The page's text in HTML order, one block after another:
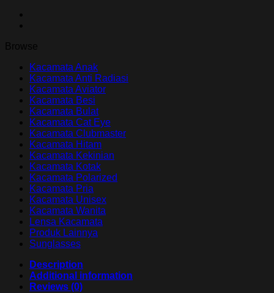
Browse
Kacamata Anak
Kacamata Anti Radiasi
Kacamata Aviator
Kacamata Besi
Kacamata Bulat
Kacamata Cat Eye
Kacamata Clubmaster
Kacamata Hitam
Kacamata Kekinian
Kacamata Kotak
Kacamata Polarized
Kacamata Pria
Kacamata Unisex
Kacamata Wanita
Lensa Kacamata
Produk Lainnya
Sunglasses
Description
Additional information
Reviews (0)